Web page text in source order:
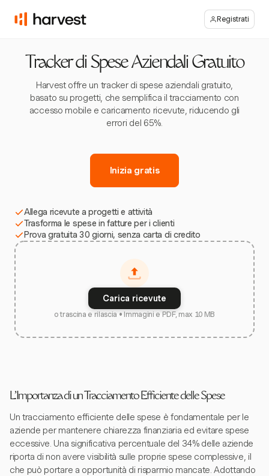
Registrati
Tracker di Spese Aziendali Gratuito
Harvest offre un tracker di spese aziendali gratuito,
basato su progetti, che semplifica il tracciamento con
accesso mobile e caricamento ricevute, riducendo gli
errori del 65%.
Inizia gratis
Allega ricevute a progetti e attività
Trasforma le spese in fatture per i clienti
Prova gratuita 30 giorni, senza carta di credito
Carica ricevute
o trascina e rilascia • Immagini e PDF, max 10 MB
L'Importanza di un Tracciamento Efficiente delle Spese
Un tracciamento efficiente delle spese è fondamentale per le
aziende per mantenere chiarezza finanziaria ed evitare spese
eccessive. Una significativa percentuale del 34% delle aziende
riporta di non avere visibilità sulle proprie spese complessive, il
che può portare a opportunità di risparmio mancate. Adottando